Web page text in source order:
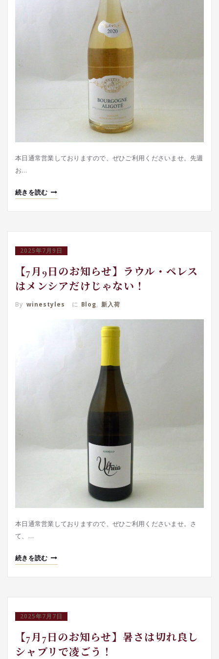
本日通常営業しておりますので、ぜひご利用くださいませ。先週
お…
続きを読む
2025年7月9日
【7月9日のお知らせ】ラウル・ペレス
はメンシアだけじゃない！
By winestyles に Blog, 新入荷
本日通常営業しておりますので、ぜひご利用くださいませ。さ
て、…
続きを読む
2025年7月7日
【7月7日のお知らせ】暑さは切れ良し
シャブリで凌ごう！